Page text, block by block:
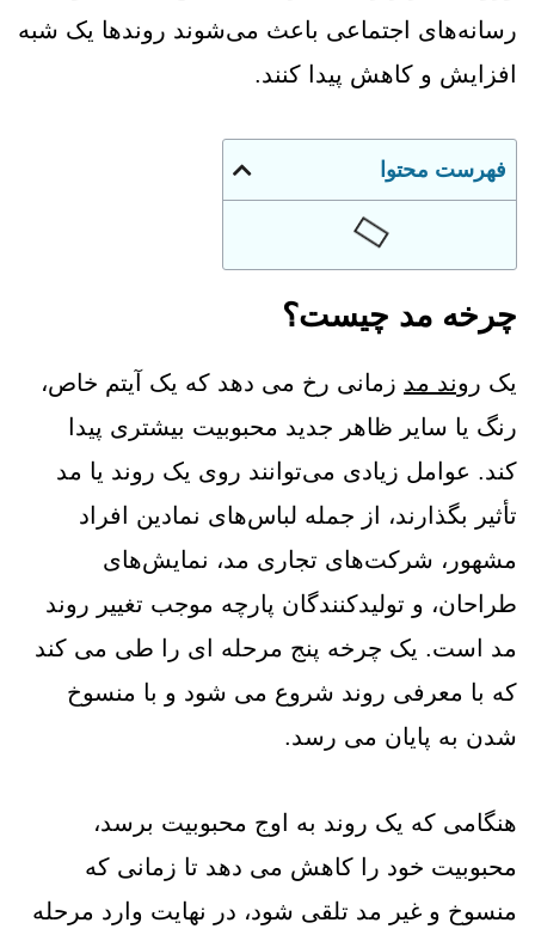
رسانه‌های اجتماعی باعث می‌شوند روندها یک شبه
افزایش و کاهش پیدا کنند.
فهرست محتوا
چرخه مد چیست؟
یک روند مد زمانی رخ می دهد که یک آیتم خاص،
رنگ یا سایر ظاهر جدید محبوبیت بیشتری پیدا
کند. عوامل زیادی می‌توانند روی یک روند یا مد
تأثیر بگذارند، از جمله لباس‌های نمادین افراد
مشهور، شرکت‌های تجاری مد، نمایش‌های
طراحان، و تولیدکنندگان پارچه موجب تغییر روند
مد است. یک چرخه پنج مرحله ای را طی می کند
که با معرفی روند شروع می شود و با منسوخ
شدن به پایان می رسد.
هنگامی که یک روند به اوج محبوبیت برسد،
محبوبیت خود را کاهش می دهد تا زمانی که
منسوخ و غیر مد تلقی شود، در نهایت وارد مرحله